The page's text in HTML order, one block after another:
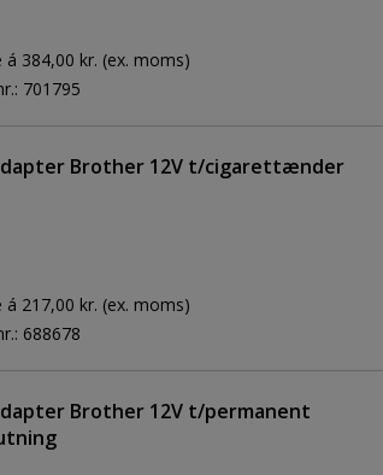
á 384,00 kr. (ex. moms)
701795
Brother 12V t/cigarettænder
á 217,00 kr. (ex. moms)
688678
Brother 12V t/permanent